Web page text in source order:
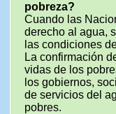
pobreza?
Cuando las
derecho al agua,
las condiciones
La confirmación
vidas de los
los gobiernos,
de servicios del
pobres.